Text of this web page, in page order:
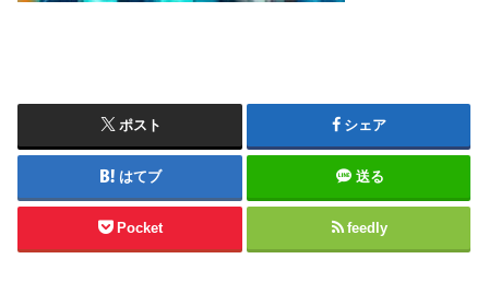
ポスト シェア
はてブ 送る
Pocket feedly